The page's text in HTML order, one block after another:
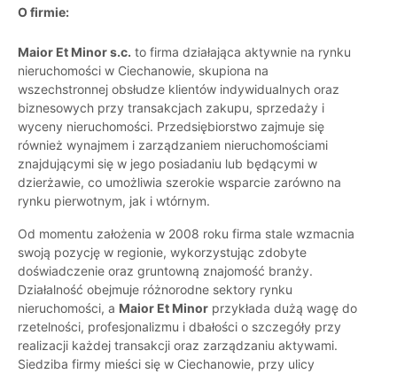
O firmie:
Maior Et Minor s.c. to firma działająca aktywnie na rynku
nieruchomości w Ciechanowie, skupiona na
wszechstronnej obsłudze klientów indywidualnych oraz
biznesowych przy transakcjach zakupu, sprzedaży i
wyceny nieruchomości. Przedsiębiorstwo zajmuje się
również wynajmem i zarządzaniem nieruchomościami
znajdującymi się w jego posiadaniu lub będącymi w
dzierżawie, co umożliwia szerokie wsparcie zarówno na
rynku pierwotnym, jak i wtórnym.
Od momentu założenia w 2008 roku firma stale wzmacnia
swoją pozycję w regionie, wykorzystując zdobyte
doświadczenie oraz gruntowną znajomość branży.
Działalność obejmuje różnorodne sektory rynku
nieruchomości, a Maior Et Minor przykłada dużą wagę do
rzetelności, profesjonalizmu i dbałości o szczegóły przy
realizacji każdej transakcji oraz zarządzaniu aktywami.
Siedziba firmy mieści się w Ciechanowie, przy ulicy